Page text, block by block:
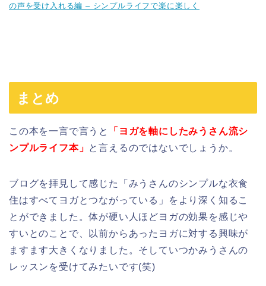
の声を受け入れる編 – シンプルライフで楽に楽しく
まとめ
この本を一言で言うと
「ヨガを軸にしたみうさん流シ
ンプルライフ本」 と言えるのではないでしょうか。
ブログを拝見して感じた「みうさんのシンプルな衣食
住はすべてヨガとつながっている」をより深く知るこ
とができました。体が硬い人ほどヨガの効果を感じや
すいとのことで、以前からあったヨガに対する興味が
ますます大きくなりました。そしていつかみうさんの
レッスンを受けてみたいです(笑)